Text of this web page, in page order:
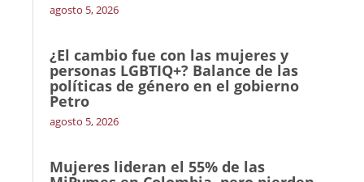
agosto 5, 2026
¿El cambio fue con las mujeres y
personas LGBTIQ+? Balance de las
políticas de género en el gobierno
Petro
agosto 5, 2026
Mujeres lideran el 55% de las